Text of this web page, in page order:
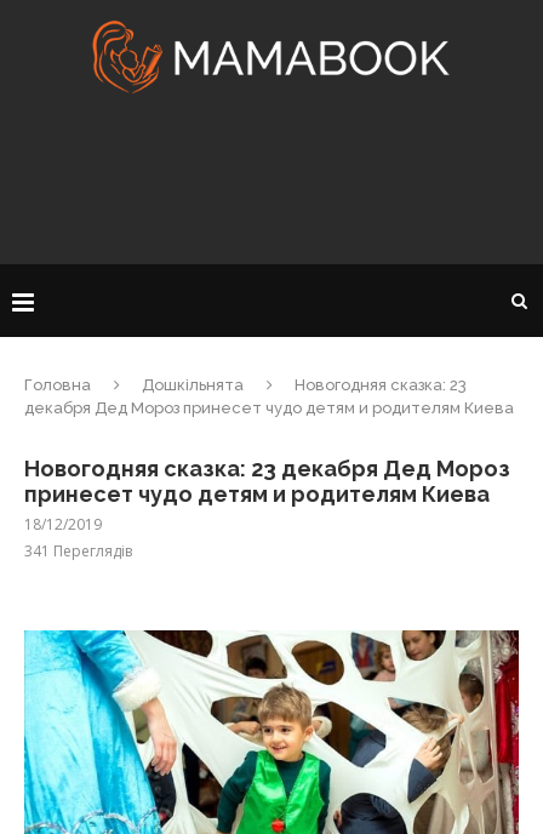
Головна Дошкільнята
Новогодняя сказка: 23
декабря Дед Мороз принесет чудо детям и родителям Киева
Новогодняя сказка: 23 декабря Дед Мороз
принесет чудо детям и родителям Киева
18/12/2019
341 Переглядів